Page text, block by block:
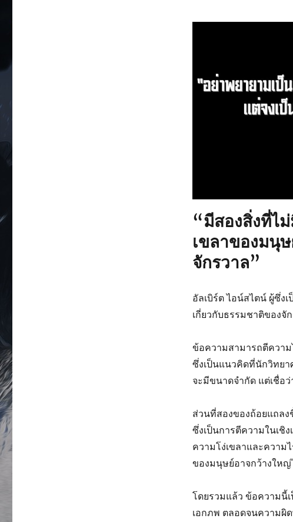
“มีสองสิ่งที่ไ
เขลาของมนุ
จักรวาล”
อัลเบิร์ต ไอน์สไตน์ ผู้ซึ่ง
เกี่ยวกับธรรมชาติของจั
ข้อความสามารถตีควา
ซึ่งเป็นแนวคิดที่นักวิทยา
จะมีขนาดจำกัด แต่เชื่อ
ส่วนที่สองของถ้อยแถล
ซึ่งเป็นการตีความในเชิ
ความโง่เขลาและควา
ของมนุษย์อาจกว้างใหญ่
โดยรวมแล้ว ข้อความนี้
เอกภพ ตลอดจนความผิ